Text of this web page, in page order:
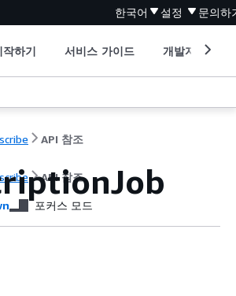
한국어 설정 문의하
작하기 서비스 가이드 개발자 도구
API 참조
API 참조
포커스 모드